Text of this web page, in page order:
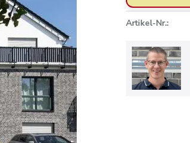
Artikel-Nr.: